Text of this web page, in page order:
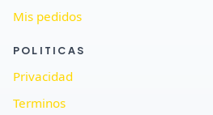
Mis pedidos
POLITICAS
Privacidad
Terminos